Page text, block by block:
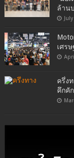
ล้าน
เศร
ครึ่ง
คึกคั